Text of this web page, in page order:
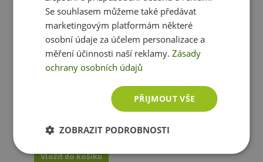
kapslí
ihned k expedici
Vložit do košíku
Doprava zdarma
MyoTec Royal Protein 2000 g
1 899 Kč
sklademihned k expedici
Se souhlasem můžeme také předávat
marketingovým platformám některé
osobní údaje za účelem personalizace a
měření účinnosti naší reklamy.Zásady
ochrany osobních údajů
PŘIJMOUT VŠE
ZOBRAZIT PODROBNOSTI